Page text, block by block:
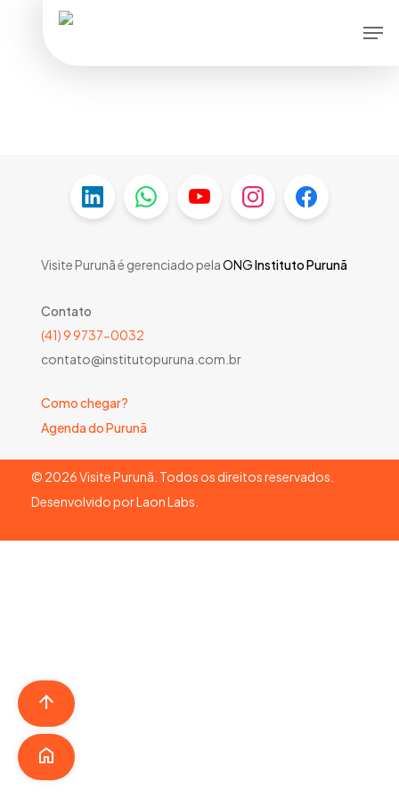
Visite Purunã é gerenciado pelaONGInstituto Purunã
Contato
(41) 9 9737-0032
contato@institutopuruna.com.br
Como chegar?
Agenda do Purunã
© 2026Visite Purunã. Todos os direitos reservados.
Desenvolvido porLaon Labs